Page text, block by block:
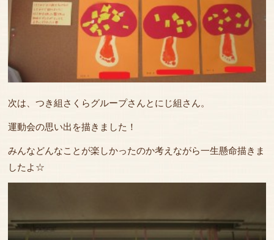
次は、つき組さくらグループさんとにじ組さん。
運動会の思い出を描きました！
みんなどんなことが楽しかったのか考えながら一生懸命描きま
したよ☆